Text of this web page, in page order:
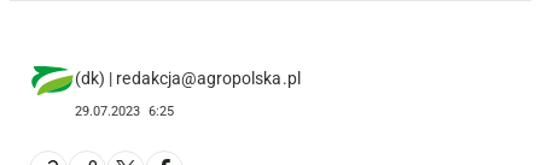
(dk) | redakcja@agropolska.pl
29.07.2023 6:25